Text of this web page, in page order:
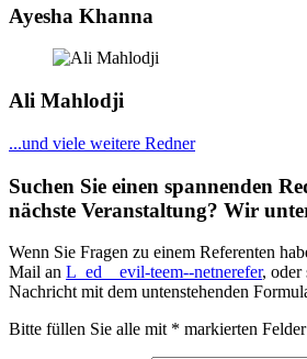
Ayesha Khanna
Ali Mahlodji
...und viele weitere Redner
Suchen Sie einen spannenden
nächste Veranstaltung? Wir
Wenn Sie Fragen zu einem Referenten
Mail an L_ed__evil-teem--netnerefer, oder
Nachricht mit dem untenstehenden
Bitte füllen Sie alle mit * markierten Felder